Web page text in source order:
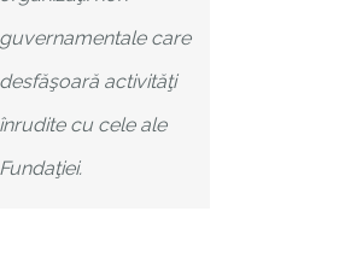
guvernamentale care
desfăşoară activităţi
înrudite cu cele ale
Fundaţiei.